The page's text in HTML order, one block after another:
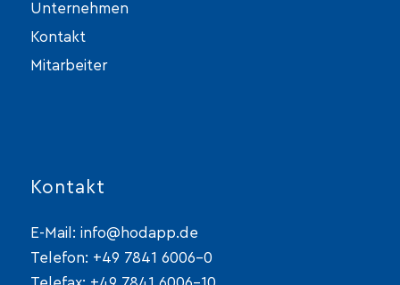
Unternehmen
Kontakt
Mitarbeiter
Kontakt
E-Mail: info@hodapp.de
Telefon: +49 7841 6006-0